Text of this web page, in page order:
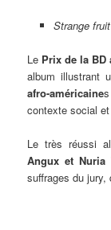
Strange fruit
Le Prix de la
album illustrant
afro-américaine
contexte social
Le très réussi
Angux et Nuria
suffrages du jury,